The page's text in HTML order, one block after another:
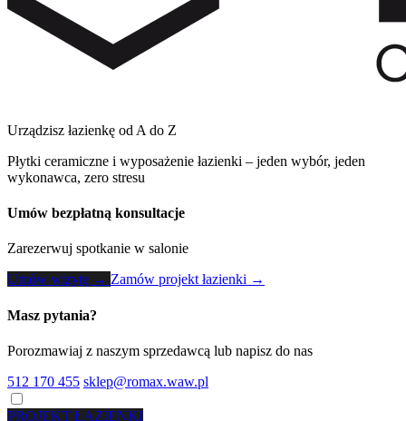
Urządzisz łazienkę od A do Z
Płytki ceramiczne i wyposażenie łazienki – jeden wybór, jeden
wykonawca, zero stresu
Umów bezpłatną konsultacje
Zarezerwuj spotkanie w salonie
Umów wizytę → Zamów projekt łazienki →
Masz pytania?
Porozmawiaj z naszym sprzedawcą lub napisz do nas
512 170 455 sklep@romax.waw.pl
PROJEKT ŁAZIENKI